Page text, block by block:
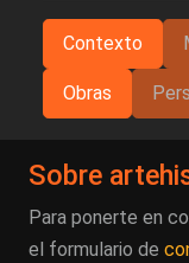
Contexto
Obras
Sobre
Para ponerte en
el formulario de